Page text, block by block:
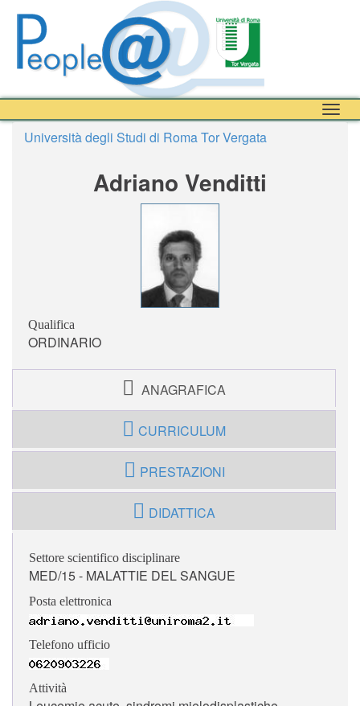
Università degli Studi di Roma Tor Vergata
Adriano Venditti
Qualifica
ORDINARIO
ANAGRAFICA
CURRICULUM
PRESTAZIONI
DIDATTICA
Settore scientifico disciplinare
MED/15 - MALATTIE DEL SANGUE
Posta elettronica
Telefono ufficio
Attività